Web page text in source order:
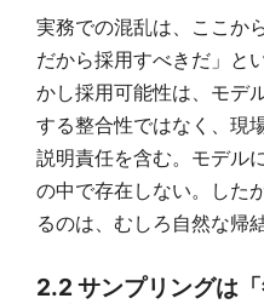
実務での混乱は、ここか
だから採用すべきだ」と
かし採用可能性は、モデ
する整合性ではなく、現
説明責任を含む。モデル
の中で存在しない。した
るのは、むしろ自然な帰
2.2 サンプリングは